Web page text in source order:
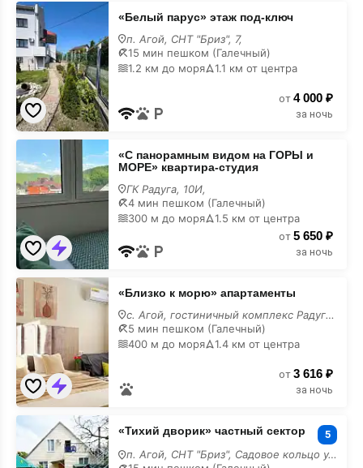
«Белый
парус»
этаж
под-
ключ
«Белый парус» этаж под-ключ
п. Агой, СНТ "Бриз", 7,
15 мин пешком (Галечный)
1.2 км до моря
1.1 км от центра
от 4 000 ₽
за ночь
«С
панорамным
видом
на
ГОРЫ
и
МОРЕ»
квартира-
студия
«С панорамным видом на ГОРЫ и
МОРЕ» квартира-студия
ГК Радуга, 10И,
4 мин пешком (Галечный)
300 м до моря
1.5 км от центра
от 5 650 ₽
за ночь
«Близко
к
морю»
апартаменты
«Близко к морю» апартаменты
с. Агой, гостиничный комплекс Радуга, 10В,
5 мин пешком (Галечный)
400 м до моря
1.4 км от центра
от 3 616 ₽
за ночь
«Тихий
дворик»
частный
сектор
«Тихий дворик» частный сектор 5
п. Агой, СНТ "Бриз", Садовое кольцо ул., 13